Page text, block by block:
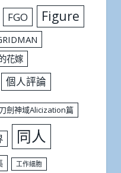
FGO Figure
花嫁
個人評論
刀劍神域Alicization篇
同人
工作細胞